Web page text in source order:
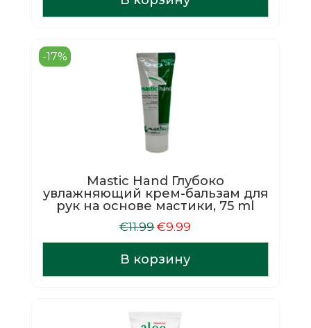
-17%
Mastic Hand Глубоко
увлажняющий крем-бальзам для
рук на основе мастики, 75 ml
€11.99Первоначальная
цена
составляла
€11.99.
€9.99
цена:
В корзину